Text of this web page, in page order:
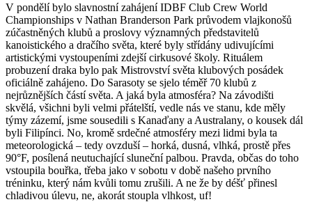
V pondělí bylo slavnostní zahájení IDBF Club Crew World
Championships v Nathan Branderson Park průvodem vlajkonošů
zúčastněných klubů a proslovy významných představitelů
kanoistického a dračího světa, které byly střídány udivujícími
artistickými vystoupeními zdejší cirkusové školy. Rituálem
probuzení draka bylo pak Mistrovství světa klubových posádek
oficiálně zahájeno. Do Sarasoty se sjelo téměř 70 klubů z
nejrůznějších částí světa. A jaká byla atmosféra? Na závodišti
skvělá, všichni byli velmi přátelští, vedle nás ve stanu, kde měly
týmy zázemí, jsme sousedili s Kanaďany a Australany, o kousek dál
byli Filipínci. No, kromě srdečné atmosféry mezi lidmi byla ta
meteorologická – tedy ovzduší – horká, dusná, vlhká, prostě přes
90°F, posílená neutuchající sluneční palbou. Pravda, občas do toho
vstoupila bouřka, třeba jako v sobotu v době našeho prvního
tréninku, který nám kvůli tomu zrušili. A ne že by déšť přinesl
chladivou úlevu, ne, akorát stoupla vlhkost, uf!